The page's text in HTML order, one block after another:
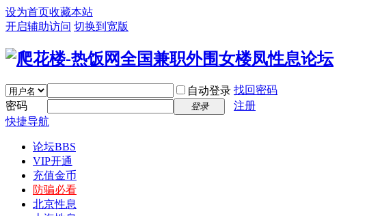
设为首页收藏本站
开启辅助访问 切换到宽版
自动登录 找回密码
密码
登录
注册
快捷导航
论坛BBS
VIP开通
充值金币
防骗必看
北京性息